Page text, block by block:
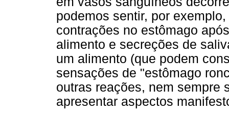
podemos sentir, por
contrações no estômago
alimento e secreções de
um alimento (que podem
sensações de "estômago
outras reações, nem sempre
apresentar aspectos